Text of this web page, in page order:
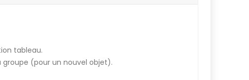
tableau.
groupe (pour un nouvel objet).